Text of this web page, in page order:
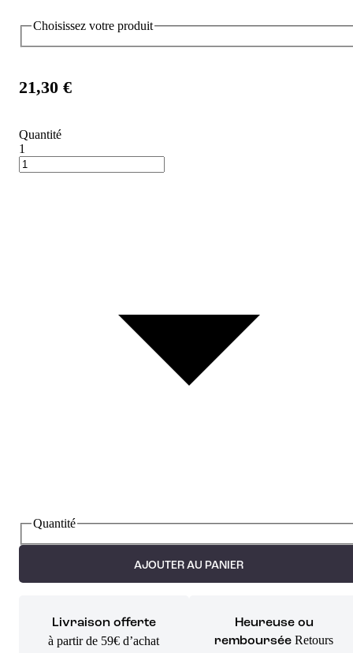
Choisissez votre produit
21,30 €
Quantité
1
Quantité
AJOUTER AU PANIER
Livraison offerte
à partir de 59€ d’achat
Heureuse ou
remboursée Retours